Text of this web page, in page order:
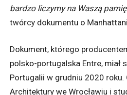
bardzo liczymy na Waszą
twórcy dokumentu o
Dokument, którego
polsko-portugalska Entre, miał
Portugalii w grudniu 2020 roku.
Architektury we Wrocławiu i